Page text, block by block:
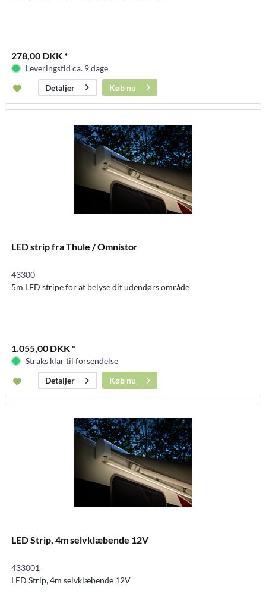
278,00 DKK *
Leveringstid ca. 9 dage
Detaljer
Køb nu
LED strip fra Thule / Omnistor
43300
5m LED stripe for at belyse dit udendørs område
1.055,00 DKK *
Straks klar til forsendelse
Detaljer
Køb nu
LED Strip, 4m selvklæbende 12V
433001
LED Strip, 4m selvklæbende 12V